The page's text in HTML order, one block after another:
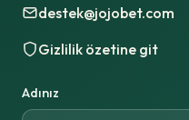
destek@jojobet.com
Gizlilik özetine git
Adınız